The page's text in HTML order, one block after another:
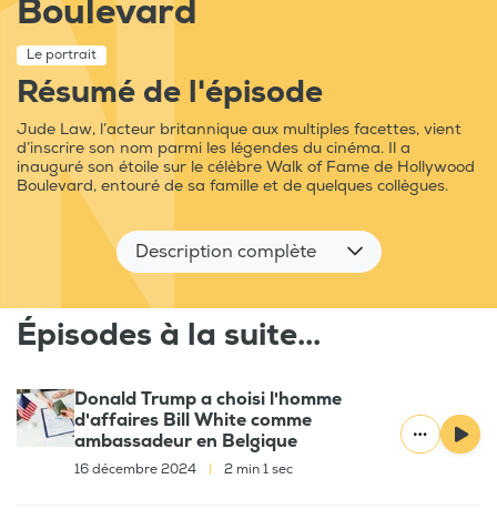
Boulevard
Le portrait
Résumé de l'épisode
Jude Law, l’acteur britannique aux multiples facettes, vient
d’inscrire son nom parmi les légendes du cinéma. Il a
inauguré son étoile sur le célèbre Walk of Fame de Hollywood
Boulevard, entouré de sa famille et de quelques collègues.
Description complète
Épisodes à la suite...
Donald Trump a choisi l'homme
d'affaires Bill White comme
ambassadeur en Belgique
16 décembre 2024 2 min 1 sec